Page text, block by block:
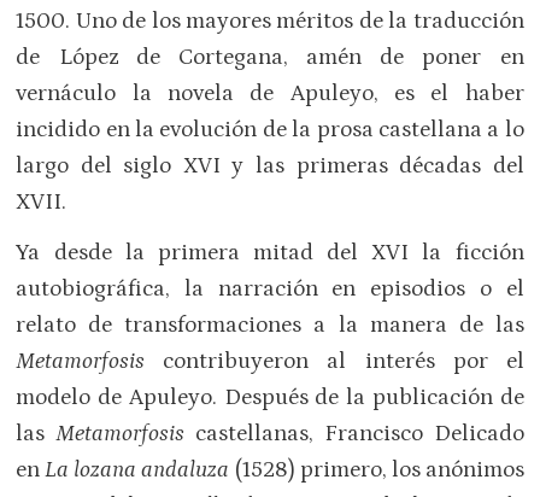
1500. Uno de los mayores méritos de la traducción
de López de Cortegana, amén de poner en
vernáculo la novela de Apuleyo, es el haber
incidido en la evolución de la prosa castellana a lo
largo del siglo XVI y las primeras décadas del
XVII.
Ya desde la primera mitad del XVI la ficción
autobiográfica, la narración en episodios o el
relato de transformaciones a la manera de las
Metamorfosis contribuyeron al interés por el
modelo de Apuleyo. Después de la publicación de
lasMetamorfosis castellanas, Francisco Delicado
enLa lozana andaluza (1528) primero, los anónimos